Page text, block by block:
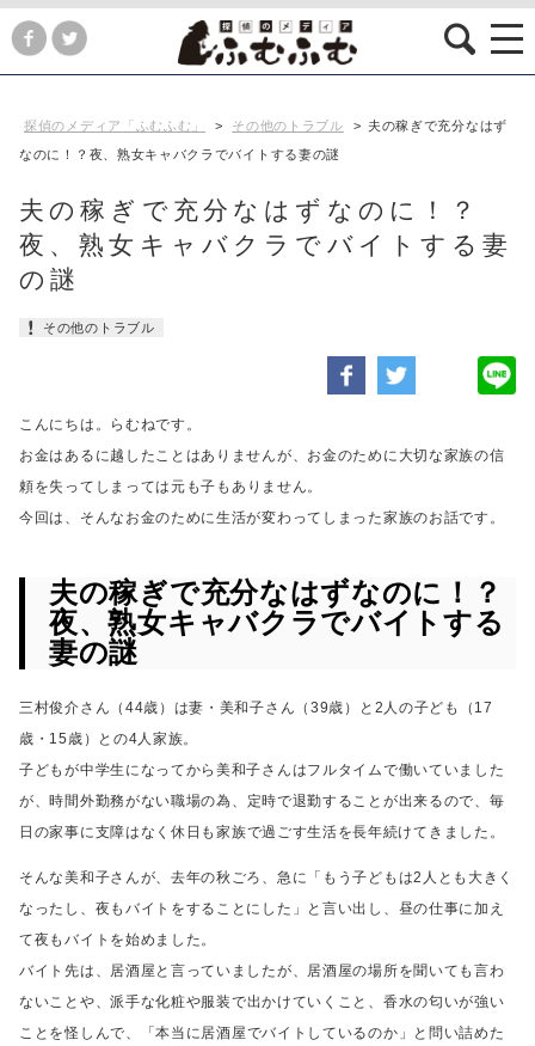
探偵のメディア「ふむふむ」 > その他のトラブル > 夫の稼ぎで充分なはず
なのに！？夜、熟女キャバクラでバイトする妻の謎
夫の稼ぎで充分なはずなのに！？
夜、熟女キャバクラでバイトする妻
の謎
その他のトラブル
こんにちは。らむねです。
お金はあるに越したことはありませんが、 お金のために大切な家族の信
頼を失ってしまっては元も子もありません。
今回は、そんなお金のために生活が変わってしまった家族のお話です。
夫の稼ぎで充分なはずなのに！？
夜、熟女キャバクラでバイトする
妻の謎
三村俊介さん（44歳）は妻・美和子さん（39歳）と2人の子ども（17
歳・15歳）との4人家族。
子どもが中学生になってから美和子さんはフルタイムで働いていました
が、時間外勤務がない職場の為、定時で退勤することが出来るので、 毎
日の家事に支障はなく 休日も家族で過ごす生活を長年続けてきました。
そんな美和子さんが、去年の秋ごろ、急に 「もう子どもは2人とも大きく
なったし、夜もバイトをすることにした」
と言い出し、昼の仕事に加え
て夜もバイトを始めました。
バイト先は、居酒屋と言っていましたが、居酒屋の場所を聞いても言わ
ないことや、派手な化粧や服装で出かけていくこと、香水の匂いが強い
ことを怪しんで、
「本当に居酒屋でバイトしているのか」と問い詰めた